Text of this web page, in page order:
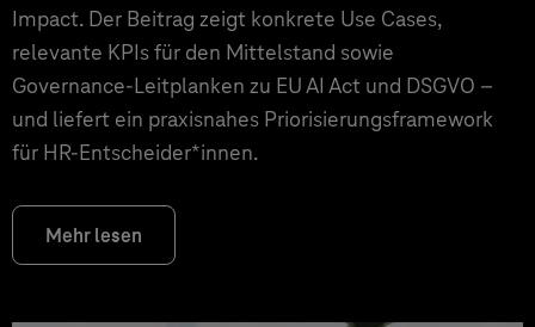
Impact. Der Beitrag zeigt konkrete Use Cases,
relevante KPIs für den Mittelstand sowie
Governance‑Leitplanken zu EU AI Act und DSGVO –
und liefert ein praxisnahes Priorisierungsframework
für HR‑Entscheider*innen.
Mehr lesen